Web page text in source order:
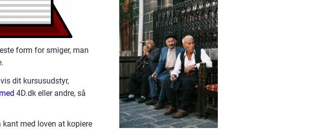
form for smiger, man
dit kursusudstyr,
4D.dk eller andre, så
med loven at kopiere